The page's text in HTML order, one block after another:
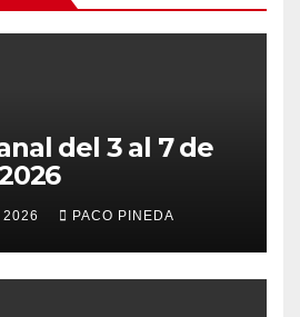
del 3 al 7 de
2026 PACO PINEDA